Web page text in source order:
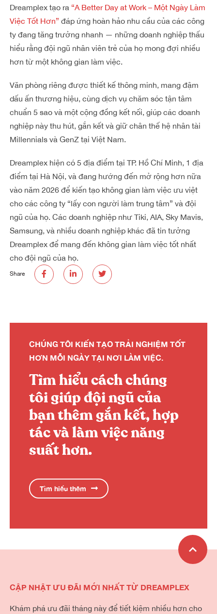
Dreamplex tạo ra “A Better Day at Work – Một Ngày Làm
Việc Tốt Hơn” đáp ứng hoàn hảo nhu cầu của các công
ty đang tăng trưởng nhanh — những doanh nghiệp thấu
hiểu rằng đội ngũ nhân viên trẻ của họ mong đợi nhiều
hơn từ một không gian làm việc.
Văn phòng riêng được thiết kế thông minh, mang đậm
dấu ấn thương hiệu, cùng dịch vụ chăm sóc tận tâm
chuẩn 5 sao và một cộng đồng kết nối, giúp các doanh
nghiệp này thu hút, gắn kết và giữ chân thế hệ nhân tài
Millennials và GenZ tại Việt Nam.
Dreamplex hiện có 5 địa điểm tại TP. Hồ Chí Minh, 1 địa
điểm tại Hà Nội, và đang hướng đến mở rộng hơn nữa
vào năm 2026 để kiến tạo không gian làm việc ưu việt
cho các công ty “lấy con người làm trung tâm” và đội
ngũ của họ. Các doanh nghiệp như Tiki, AIA, Sky Mavis,
Samsung, và nhiều doanh nghiệp khác đã tin tưởng
Dreamplex để mang đến không gian làm việc tốt nhất
cho đội ngũ của họ.
Share
CHÚNG TÔI KIẾN TẠO TRẢI NGHIỆM TỐT
HƠN MỖI NGÀY TẠI NƠI LÀM VIỆC.
Tìm hiểu cách chúng
tôi giúp đội ngũ của
bạn thêm gắn kết, hợp
tác và làm việc năng
suất hơn.
Tìm hiểu thêm
CẬP NHẬT ƯU ĐÃI MỚI NHẤT TỪ DREAMPLEX
Khám phá ưu đãi tháng này để tiết kiệm nhiều hơn cho